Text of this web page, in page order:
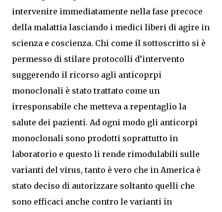
intervenire immediatamente nella fase precoce
della malattia lasciando i medici liberi di agire in
scienza e coscienza. Chi come il sottoscritto si è
permesso di stilare protocolli d’intervento
suggerendo il ricorso agli anticoprpi
monoclonali è stato trattato come un
irresponsabile che metteva a repentaglio la
salute dei pazienti. Ad ogni modo gli anticorpi
monoclonali sono prodotti soprattutto in
laboratorio e questo li rende rimodulabili sulle
varianti del virus, tanto è vero che in America è
stato deciso di autorizzare soltanto quelli che
sono efficaci anche contro le varianti in